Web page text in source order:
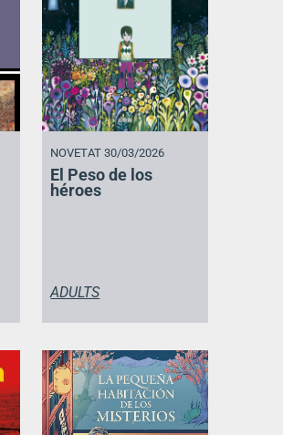
NOVETAT 30/03/2026
El Peso de los
héroes
ADULTS